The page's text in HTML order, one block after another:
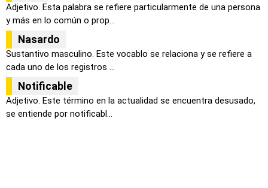
Adjetivo. Esta palabra se refiere particularmente de una persona
y más en lo común o prop...
Nasardo
Sustantivo masculino. Este vocablo se relaciona y se refiere a
cada uno de los registros ...
Notificable
Adjetivo. Este término en la actualidad se encuentra desusado,
se entiende por notificabl...